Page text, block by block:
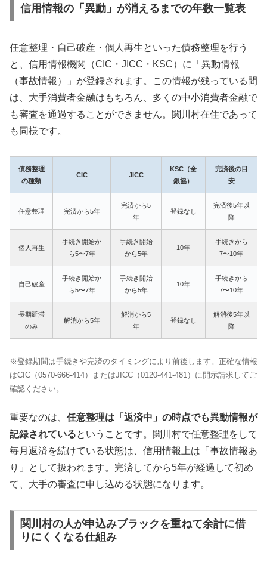
信用情報の「異動」が消えるまでの年数一覧表
任意整理・自己破産・個人再生といった債務整理を行う
と、信用情報機関（CIC・JICC・KSC）に「異動情報
（事故情報）」が登録されます。この情報が残っている間
は、大手消費者金融はもちろん、多くの中小消費者金融で
も審査を通過することができません。関川村在住であって
も同様です。
債務整理
の種類
CIC JICC
KSC（全
銀協）
完済後の目
安
任意整理 完済から5年
完済から5
年
登録なし
完済後5年以
降
個人再生
手続き開始か
ら5〜7年
手続き開始
から5年
10年
手続きから
7〜10年
自己破産
手続き開始か
ら5〜7年
手続き開始
から5年
10年
手続きから
7〜10年
長期延滞
のみ
解消から5年
解消から5
年
登録なし
解消後5年以
降
※登録期間は手続きや完済のタイミングにより前後します。正確な情報
はCIC（0570-666-414）またはJICC（0120-441-481）に開示請求してご
確認ください。
重要なのは、 任意整理は「返済中」の時点でも異動情報が
記録されているということです。関川村で任意整理をして
毎月返済を続けている状態は、信用情報上は「事故情報あ
り」として扱われます。完済してから5年が経過して初め
て、大手の審査に申し込める状態になります。
関川村の人が申込みブラックを重ねて余計に借
りにくくなる仕組み